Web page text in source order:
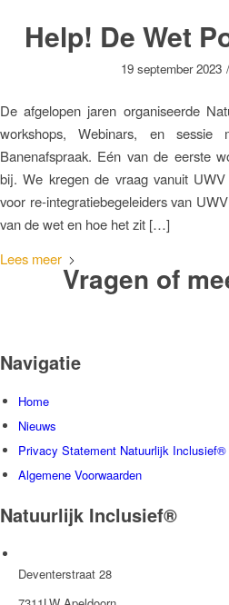
Help! De Wet
19 september 2023 /
De afgelopen jaren organiseerde
workshops, Webinars, en
Banenafspraak. Eén van de eerste
bij. We kregen de vraag vanuit
voor re-integratiebegeleiders van
van de wet en hoe het zit […]
Lees meer
Vragen of
Navigatie
Home
Nieuws
Privacy Statement Natuurlijk Inclusief®
Algemene Voorwaarden
Natuurlijk Inclusief®
Deventerstraat 28